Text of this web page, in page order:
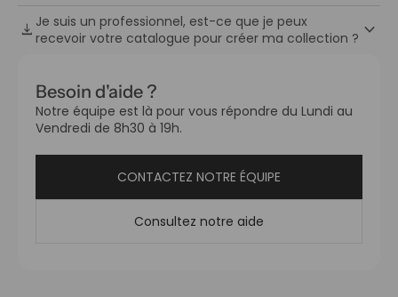
Besoin d'aide ?
Notre équipe est là pour vous répondre du Lundi au
Vendredi de 8h30 à 19h.
CONTACTEZ NOTRE ÉQUIPE
Consultez notre aide
download Je suis un professionnel, est-ce que je peux
recevoir votre catalogue pour créer ma collection ? keyboard_arrow_down